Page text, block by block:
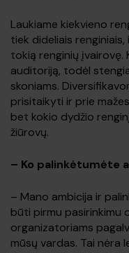
Laukiame kiekvieno
tiek dideliais
tokią renginių įvairovę.
auditoriją, todėl
skoniams.
prisitaikyti ir prie
bet kokio dydžio
žiūrovų.
– Ko palinkėtumėte
– Mano ambicija ir
būti pirmu pasirinkimu
organizatoriams
mūsų vardas. Tai nėra